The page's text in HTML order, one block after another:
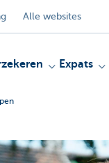
Alle websites
Expats